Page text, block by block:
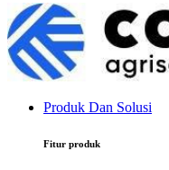
Produk Dan Solusi
Fitur produk